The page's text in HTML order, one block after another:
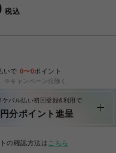
税込
いで 0〜0ポイント
※キャンペーン分除く
ケパル払い初回登録&利用で
分ポイント進呈
の確認方法は こちら